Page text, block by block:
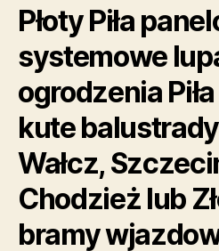
Płoty Piła
systemowe
ogrodzenia
kute balustrady
Wałcz,
Chodzież lub
bramy